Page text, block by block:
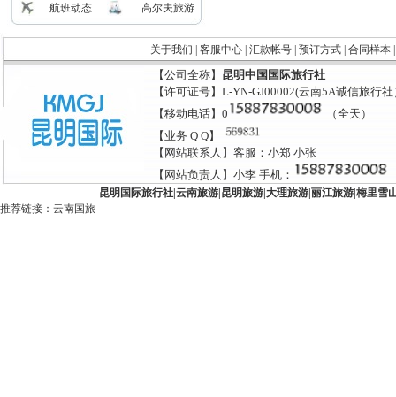
航班动态
高尔夫旅游
关于我们 客服中心| 汇款帐号| 预订方式| 合同样本
【公司全称】 昆明中国国际旅行社
【许可证号】L-YN-GJ00002(云南5A诚信旅行社
【移动电话】0
（全天）
【业务 Q Q】
【网站联系人】客服：小郑 小张
【网站负责人】小李 手机：
昆明国际旅行社| 云南旅游| 昆明旅游| 大理旅游| 丽江旅游| 梅里雪
推荐链接： 云南国旅